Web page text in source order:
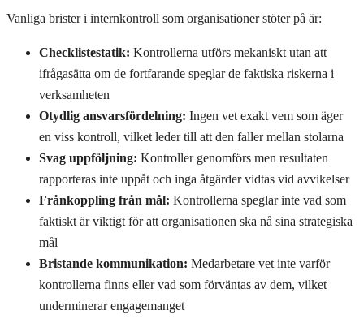
Vanliga brister i internkontroll som organisationer stöter på är:
Checklistestatik: Kontrollerna utförs mekaniskt utan att
ifrågasätta om de fortfarande speglar de faktiska riskerna i
verksamheten
Otydlig ansvarsfördelning: Ingen vet exakt vem som äger
en viss kontroll, vilket leder till att den faller mellan stolarna
Svag uppföljning: Kontroller genomförs men resultaten
rapporteras inte uppåt och inga åtgärder vidtas vid avvikelser
Frånkoppling från mål: Kontrollerna speglar inte vad som
faktiskt är viktigt för att organisationen ska nå sina strategiska
mål
Bristande kommunikation: Medarbetare vet inte varför
kontrollerna finns eller vad som förväntas av dem, vilket
underminerar engagemanget